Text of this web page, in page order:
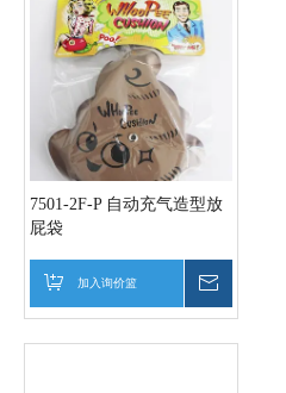
7501-2F-P 自动充气造型放
屁袋
加入询价篮